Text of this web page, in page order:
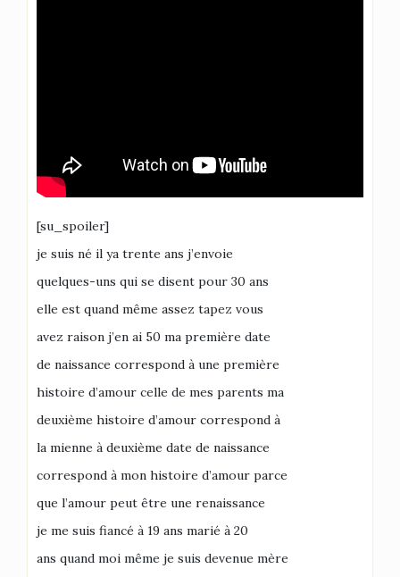
[su_spoiler]
je suis né il ya trente ans j’envoie
quelques-uns qui se disent pour 30 ans
elle est quand même assez tapez vous
avez raison j’en ai 50 ma première date
de naissance correspond à une première
histoire d’amour celle de mes parents ma
deuxième histoire d’amour correspond à
la mienne à deuxième date de naissance
correspond à mon histoire d’amour parce
que l’amour peut être une renaissance
je me suis fiancé à 19 ans marié à 20
ans quand moi même je suis devenue mère